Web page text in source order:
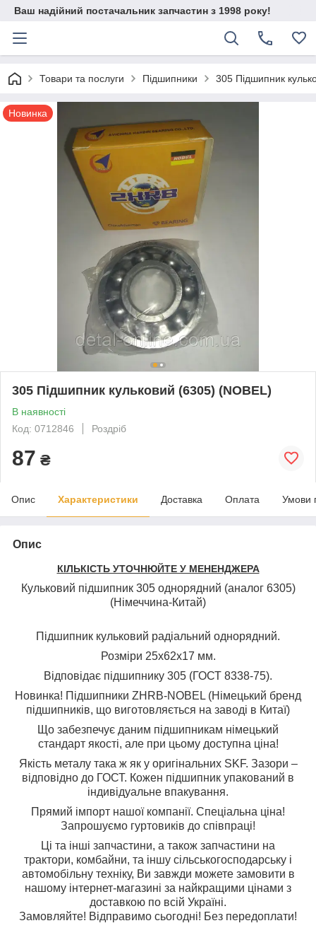
Ваш надійний постачальник запчастин з 1998 року!
Товари та послуги Підшипники 305 Підшипник
Новинка
305 Підшипник кульковий (6305) (NOBEL)
В наявності
Код: 0712846
Роздріб
87 ₴
Опис Характеристики Доставка Оплата Умови
Опис
КІЛЬКІСТЬ УТОЧНЮЙТЕ У МЕНЕНДЖЕРА
Кульковий підшипник 305 однорядний (аналог 6305)
(Німеччина-Китай)
Підшипник кульковий радіальний однорядний.
Розміри 25x62x17 мм.
Відповідає підшипнику 305 (ГОСТ 8338-75).
Новинка! Підшипники ZHRB-NOBEL (Німецький бренд
підшипників, що виготовляється на заводі в Китаї)
Що забезпечує даним підшипникам німецький
стандарт якості, але при цьому доступна ціна!
Якість металу така ж як у оригінальних SKF. Зазори –
відповідно до ГОСТ. Кожен підшипник упакований в
індивідуальне впакування.
Прямий імпорт нашої компанії. Спеціальна ціна!
Запрошуємо гуртовиків до співпраці!
Ці та інші запчастини, а також запчастини на
трактори, комбайни, та іншу сільськогосподарську і
автомобільну техніку, Ви завжди можете замовити в
нашому інтернет-магазині за найкращими цінами з
доставкою по всій Україні.
Замовляйте! Відправимо сьогодні! Без передоплати!